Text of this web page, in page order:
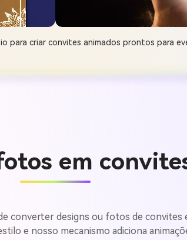
para criar convites animados prontos para
em
converter designs ou fotos de
e nosso mecanismo adiciona